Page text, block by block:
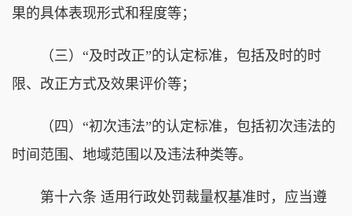
果的具体表现形式和程度等；
（三）“及时改正”的认定标准，包括及时的时
限、改正方式及效果评价等；
（四）“初次违法”的认定标准，包括初次违法的
时间范围、地域范围以及违法种类等。
第十六条 适用行政处罚裁量权基准时，应当遵